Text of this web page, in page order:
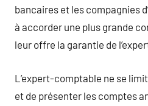
bancaires et les compagnies
à accorder une plus grande
leur offre la garantie de
L’expert-comptable ne se
et de présenter les comptes